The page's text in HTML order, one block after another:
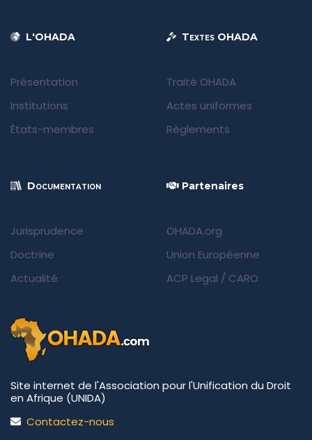
L'OHADA
Présentation
Institutions
États-membres
Textes OHADA
Traité OHADA
Actes uniformes
Règlements
Documentation
Jurisprudence
Doctrine
Actualité
Partenaires
OHADA.org
Union Européenne
ACP Legal / CARO
Site internet de l'Association pour l'Unification du Droit
en Afrique (UNIDA)
Contactez-nous